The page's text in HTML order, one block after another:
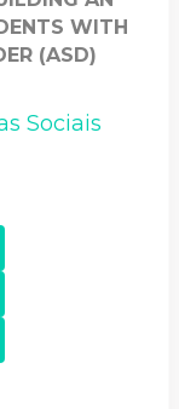
WITH
(ASD)
Sociais